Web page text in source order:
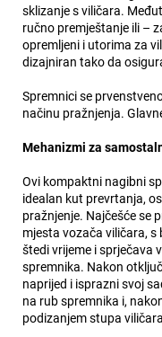
sklizanje s viličara.
ručno premještanje ili –
opremljeni i utorima za
dizajniran tako da
Spremnici se
načinu pražnjenja.
Mehanizmi za
Ovi kompaktni nagibni
idealan kut prevrtanja,
pražnjenje. Najčešće se
mjesta vozača viličara, s
štedi vrijeme i sprječava
spremnika. Nakon
naprijed i isprazni svoj
na rub spremnika i,
podizanjem stupa